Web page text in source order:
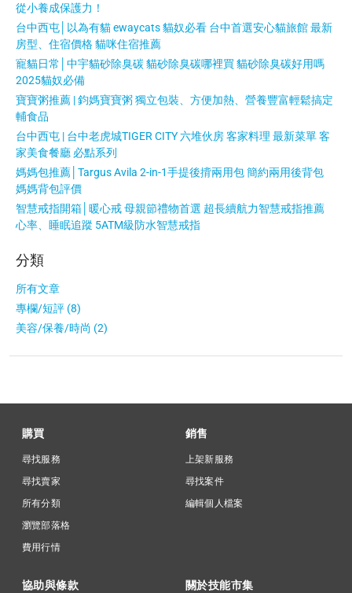
從小養成保護力！
台中西屯│以為有貓 ewaycats 貓奴必看 台中首選安心貓旅館 最新
房型、住宿價格 貓咪住宿推薦
寵貓日常│中宇貓砂除臭碳 貓砂除臭碳哪裡買 貓砂除臭碳好用嗎
2025貓奴必備
寶寶粥推薦 | 鈞媽寶寶粥 獨立包裝、方便加熱、營養豐富輕鬆搞定
輔食品
台中西屯 | 台中老虎城TIGER CITY 六堆伙房 客家料理 最新菜單 客
家美食餐廳 必點系列
媽媽包推薦│Targus Avila 2-in-1手提後揹兩用包 簡約兩用後背包
媽媽背包評價
智慧戒指開箱│暖心戒 母親節禮物首選 超長續航力智慧戒指推薦
心率、睡眠追蹤 5ATM級防水智慧戒指
分類
所有文章
專欄/短評 (8)
美容/保養/時尚 (2)
購買
尋找服務
尋找賣家
所有分類
瀏覽部落格
費用行情
銷售
上架新服務
尋找案件
編輯個人檔案
協助與條款 關於技能市集